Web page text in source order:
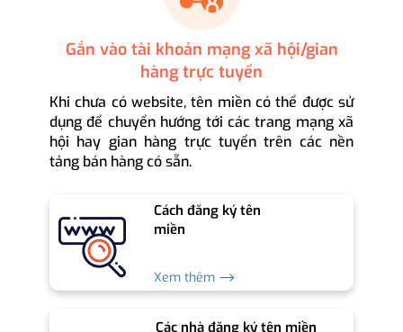
Gắn vào tài khoản mạng xã hội/gian
hàng trực tuyến
Khi chưa có website, tên miền có thể được sử
dụng để chuyển hướng tới các trang mạng xã
hội hay gian hàng trực tuyến trên các nền
tảng bán hàng có sẵn.
Cách đăng ký tên
miền
Xem thêm ⟶
Các nhà đăng ký tên miền